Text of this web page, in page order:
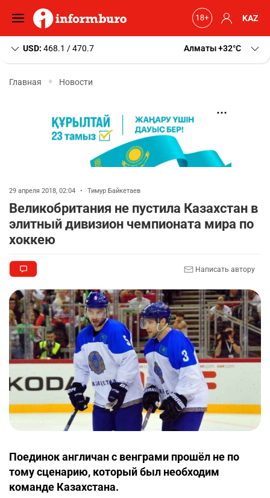
KAZ
USD: 468.1 / 470.7 Алматы+32 C
Главная Новости
29 апреля 2018, 02:04 • Тимур Байкетаев
Великобритания не пустила Казахстан в
элитный дивизион чемпионата мира по
хоккею
Написать автору
Поединок англичан с венграми прошёл не по
тому сценарию, который был необходим
команде Казахстана.